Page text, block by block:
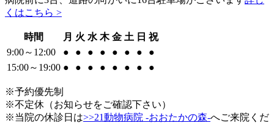
くはこちら >
時間 月 火 水 木 金 土 日 祝
9:00～12:00
● ● ● ● ● ● ●
●
15:00～19:00 ● ● ● ● ● ● ● ●
※予約優先制
※不定休（お知らせをご確認下さい）
※当院の休診日は>>21動物病院 -おおたかの森-へご来院くだ